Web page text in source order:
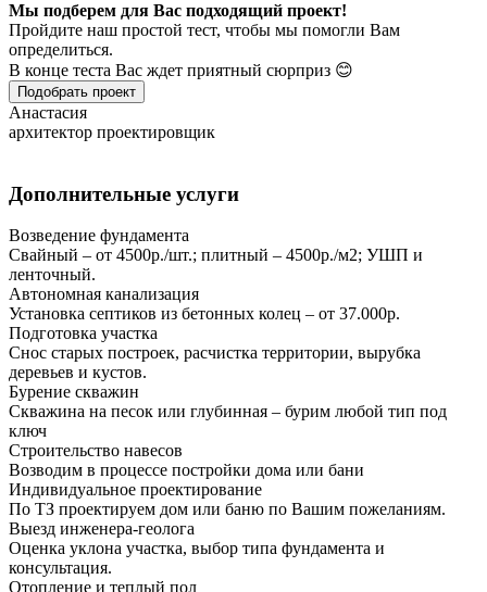
Мы подберем для Вас подходящий проект!
Пройдите наш простой тест, чтобы мы помогли Вам
определиться.
В конце теста Вас ждет приятный сюрприз 😊
Подобрать проект
Анастасия
архитектор проектировщик
Дополнительные услуги
Возведение фундамента
Свайный – от 4500р./шт.; плитный – 4500р./м2; УШП и
ленточный.
Автономная канализация
Установка септиков из бетонных колец – от 37.000р.
Подготовка участка
Снос старых построек, расчистка территории, вырубка
деревьев и кустов.
Бурение скважин
Скважина на песок или глубинная – бурим любой тип под
ключ
Строительство навесов
Возводим в процессе постройки дома или бани
Индивидуальное проектирование
По ТЗ проектируем дом или баню по Вашим пожеланиям.
Выезд инженера-геолога
Оценка уклона участка, выбор типа фундамента и
консультация.
Отопление и теплый пол